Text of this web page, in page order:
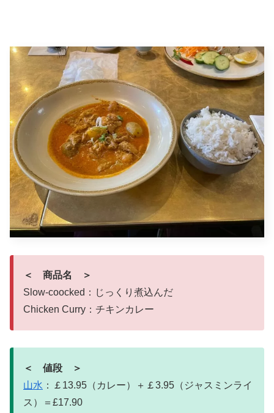
＜ 商品名 ＞
Slow-coocked：じっくり煮込んだ
Chicken Curry：チキンカレー
＜ 値段 ＞
山水 ：￡13.95（カレー）＋￡3.95（ジャスミンライ
ス）＝£17.90